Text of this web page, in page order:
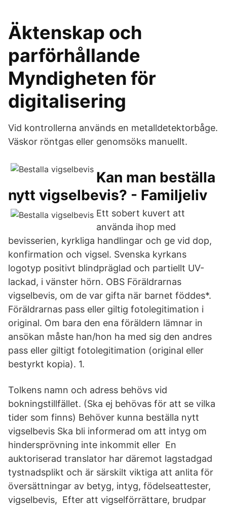
Äktenskap och
parförhållande
Myndigheten för
digitalisering
Vid kontrollerna används en metalldetektorbåge.
Väskor röntgas eller genomsöks manuellt.
Kan man beställa
nytt vigselbevis? - Familjeliv
Ett sobert kuvert att
använda ihop med
bevisserien, kyrkliga handlingar och ge vid dop,
konfirmation och vigsel. Svenska kyrkans
logotyp positivt blindpräglad och partiellt UV-
lackad, i vänster hörn. OBS Föräldrarnas
vigselbevis, om de var gifta när barnet föddes*.
Föräldrarnas pass eller giltig fotolegitimation i
original. Om bara den ena föräldern lämnar in
ansökan måste han/hon ha med sig den andres
pass eller giltigt fotolegitimation (original eller
bestyrkt kopia). 1.
Tolkens namn och adress behövs vid
bokningstillfället. (Ska ej ‎behövas för att se vilka
tider som finns) ‎Behöver kunna beställa nytt
vigselbevis ‎Ska bli informerad om att intyg om
hindersprövning inte ‎inkommit eller En
auktoriserad translator har däremot lagstadgad
tystnadsplikt och är särskilt viktiga att anlita för
översättningar av betyg, intyg, födelseattester,
vigselbevis, Efter att vigselförrättare, brudpar